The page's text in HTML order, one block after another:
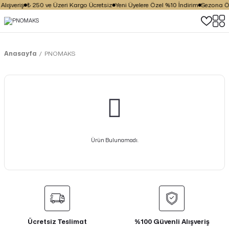
₺ 250 ve Üzeri Kargo Ücretsiz Yeni Üyelere Özel %10 İndirim Sezona
Anasayfa PNOMAKS
Ürün Bulunamadı.
Ücretsiz Teslimat %100 Güvenli Alışveriş